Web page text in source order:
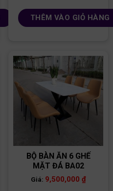
THÊM VÀO GIỎ HÀNG
BỘ BÀN ĂN 6 GHẾ
MẶT ĐÁ BA02
Giá: 9,500,000 ₫